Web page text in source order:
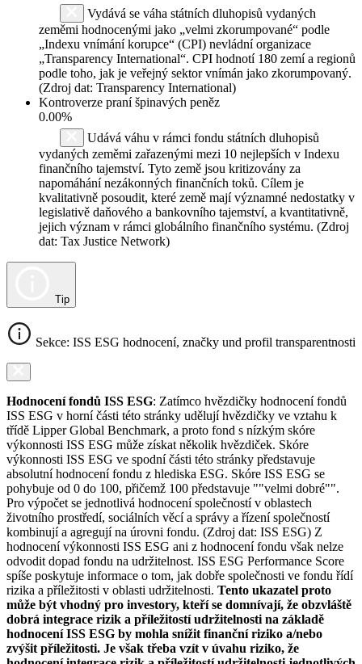
Vydává se váha státních dluhopisů vydaných
zeměmi hodnocenými jako „velmi zkorumpované“ podle
„Indexu vnímání korupce“ (CPI) nevládní organizace
„Transparency International“. CPI hodnotí 180 zemí a regionů
podle toho, jak je veřejný sektor vnímán jako zkorumpovaný.
(Zdroj dat: Transparency International)
Kontroverze praní špinavých peněz
0.00%
Udává váhu v rámci fondu státních dluhopisů
vydaných zeměmi zařazenými mezi 10 nejlepších v Indexu
finančního tajemství. Tyto země jsou kritizovány za
napomáhání nezákonných finančních toků. Cílem je
kvalitativně posoudit, které země mají významné nedostatky v
legislativě daňového a bankovního tajemství, a kvantitativně,
jejich význam v rámci globálního finančního systému. (Zdroj
dat: Tax Justice Network)
Tip
Sekce: ISS ESG hodnocení, značky und profil transparentnosti
Hodnocení fondů ISS ESG: Zatímco hvězdičky hodnocení fondů
ISS ESG v horní části této stránky udělují hvězdičky ve vztahu k
třídě Lipper Global Benchmark, a proto fond s nízkým skóre
výkonnosti ISS ESG může získat několik hvězdiček. Skóre
výkonnosti ISS ESG ve spodní části této stránky představuje
absolutní hodnocení fondu z hlediska ESG. Skóre ISS ESG se
pohybuje od 0 do 100, přičemž 100 představuje ""velmi dobré"".
Pro výpočet se jednotlivá hodnocení společností v oblastech
životního prostředí, sociálních věcí a správy a řízení společností
kombinují a agregují na úrovni fondu. (Zdroj dat: ISS ESG) Z
hodnocení výkonnosti ISS ESG ani z hodnocení fondu však nelze
odvodit dopad fondu na udržitelnost. ISS ESG Performance Score
spíše poskytuje informace o tom, jak dobře společnosti ve fondu řídí
rizika a příležitosti v oblasti udržitelnosti. Tento ukazatel proto
může být vhodný pro investory, kteří se domnívají, že obzvláště
dobrá integrace rizik a příležitostí udržitelnosti na základě
hodnocení ISS ESG by mohla snížit finanční riziko a/nebo
zvýšit příležitosti. Je však třeba vzít v úvahu riziko, že